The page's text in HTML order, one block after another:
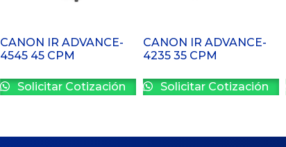
CANON IR ADVANCE-
4545 45 CPM
Solicitar Cotización
CANON IR ADVANCE-
4235 35 CPM
Solicitar Cotización